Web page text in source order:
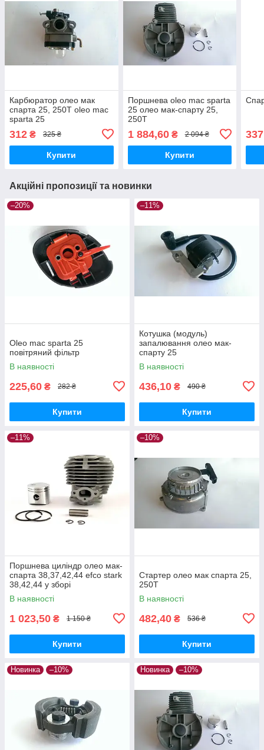
Карбюратор олео мак
спарта 25, 250Т oleo mac
sparta 25
312 ₴ 325 ₴
Купити
Поршнева oleo mac sparta
25 олео мак-спарту 25,
250Т
1 884,60₴ 2 094 ₴
Купити
Акційні пропозиції та новинки
–20%
Oleo mac sparta 25
повітряний фільтр
В наявності
225,60 ₴ 282 ₴
Купити
–11%
Котушка (модуль)
запалювання олео мак-
спарту 25
В наявності
436,10 ₴ 490 ₴
Купити
–11%
Поршнева циліндр олео мак-
спарта 38,37,42,44 efco stark
38,42,44 у зборі
В наявності
1 023,50 ₴ 1 150 ₴
Купити
–10%
Стартер олео мак спарта 25,
250Т
В наявності
482,40 ₴ 536 ₴
Купити
Новинка –10% Новинка –10%